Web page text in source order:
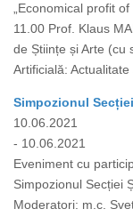
„Economical profit
11.00 Prof. Klaus
de Științe și Arte (cu
Artificială: Actualitate
Simpozionul
10.06.2021
- 10.06.2021
Eveniment cu
Simpozionul Secției
Moderatori: m.c.